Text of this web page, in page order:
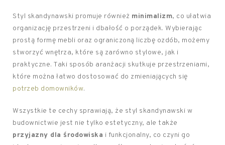
Styl skandynawski promuje również minimalizm, co ułatwia
organizację przestrzeni i dbałość o porządek. Wybierając
prostą formę mebli oraz ograniczoną liczbę ozdób, możemy
stworzyć wnętrza, które są zarówno stylowe, jak i
praktyczne. Taki sposób aranżacji skutkuje przestrzeniami,
które można łatwo dostosować do zmieniających się
potrzeb domowników.
Wszystkie te cechy sprawiają, że styl skandynawski w
budownictwie jest nie tylko estetyczny, ale także
przyjazny dla środowiska i funkcjonalny, co czyni go